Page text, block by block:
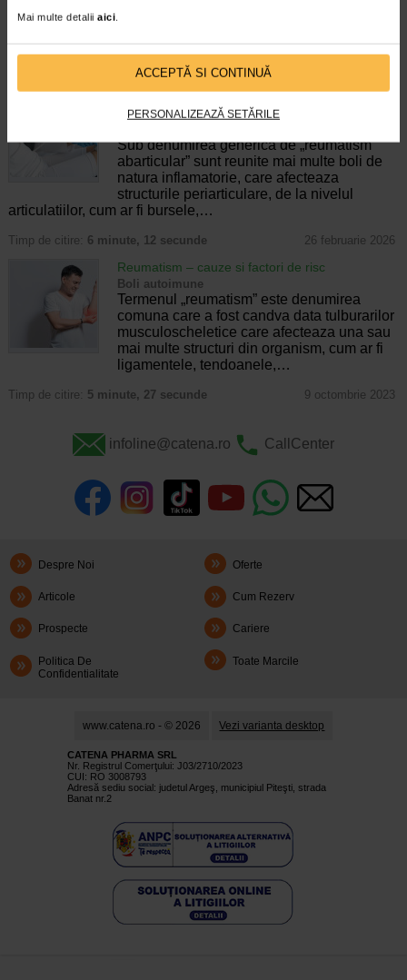
Mai multe detalii aici.
ACCEPTĂ SI CONTINUĂ
PERSONALIZEAZĂ SETĂRILE
termen folosit pentru tulburarile care
4 minute, 50 secunde
Reumatism abarticular – care sunt simptomele si
ce tratamente se impun
Sub denumirea generica de „reumatism
abarticular” sunt reunite mai multe boli de
natura inflamatorie, care afecteaza
structurile periarticulare, de la nivelul
articulatiilor, cum ar fi bursele,…
Timp de citire: 6 minute, 12 secunde 26 februarie 2026
Reumatism – cauze si factori de risc
Boli autoimune
Termenul „reumatism” este denumirea
comuna care a fost candva data tulburarilor
musculoscheletice care afecteaza una sau
mai multe structuri din organism, cum ar fi
ligamentele, tendoanele,…
Timp de citire: 5 minute, 27 secunde 9 octombrie 2023
infoline@catena.ro CallCenter
Despre Noi Oferte
Articole Cum Rezerv
Prospecte Cariere
Politica De
Confidentialitate
Toate Marcile
www.catena.ro - © 2026 Vezi varianta desktop
CATENA PHARMA SRL
Nr. Registrul Comerţului: J03/2710/2023
CUI: RO 3008793
Adresă sediu social: judetul Argeş, municipiul Piteşti, strada
Banat nr.2